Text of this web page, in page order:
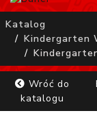
FAQ
Mangi
Katalog
Kindergarten
Wróć do
katalogu